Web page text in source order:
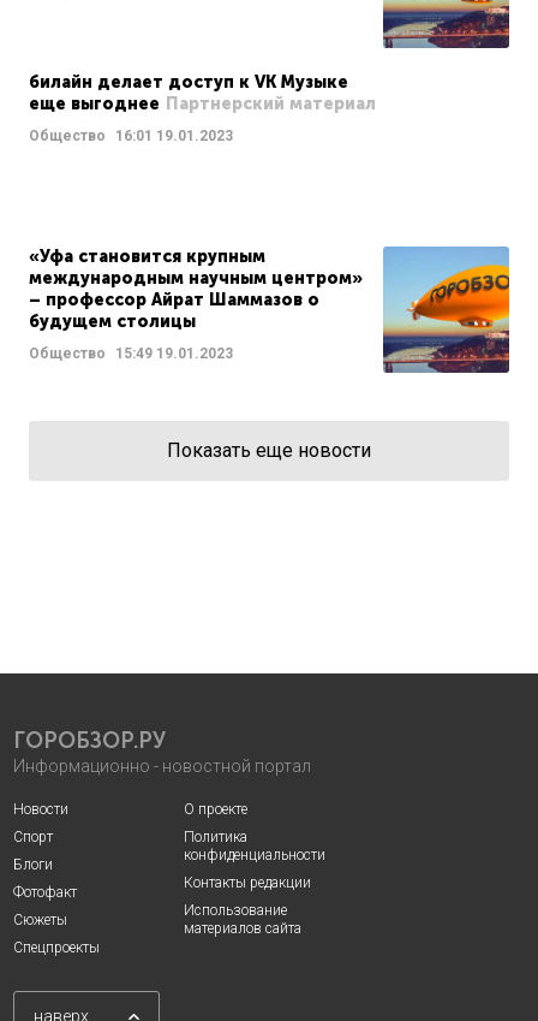
билайн делает доступ к VK Музыке
еще выгоднее Партнерский материал
Общество 16:01 19.01.2023
«Уфа становится крупным
международным научным центром»
– профессор Айрат Шаммазов о
будущем столицы
Общество 15:49 19.01.2023
Показать еще новости
ГОРОБЗОР.РУ
Информационно - новостной портал
Новости
Спорт
Блоги
Фотофакт
Сюжеты
Спецпроекты
О проекте
Политика
конфиденциальности
Контакты редакции
Использование
материалов сайта
наверх